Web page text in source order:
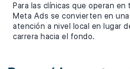
Para las clínicas que operan
Meta Ads se convierten en
atención a nivel local en lugar
carrera hacia el fondo.